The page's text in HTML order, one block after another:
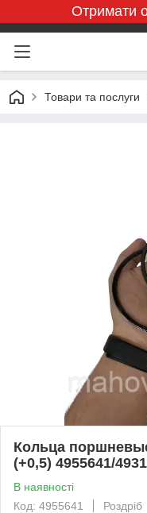
Отримати
Товари та послуги
Кольца
(+0,5) 4955641/
В наявності
Код: 4955641
Роздріб